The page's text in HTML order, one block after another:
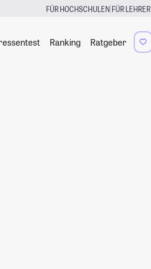
FÜR HOCHSCHULEN|FÜR LEHRER
Ranking Ratgeber